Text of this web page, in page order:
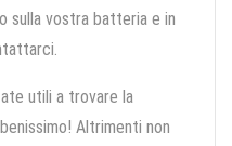
sulla vostra batteria e in
utili a trovare la
Altrimenti non